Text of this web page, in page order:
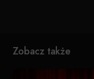
Zobacz także